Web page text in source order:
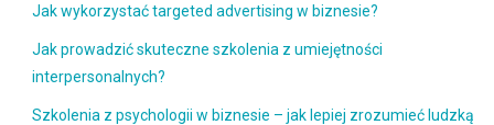
Jak wykorzystać targeted advertising w biznesie?
Jak prowadzić skuteczne szkolenia z umiejętności
interpersonalnych?
Szkolenia z psychologii w biznesie – jak lepiej zrozumieć ludzką